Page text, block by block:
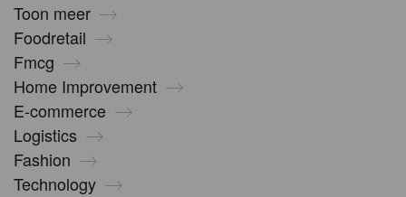
Toon meer
Foodretail
Fmcg
Home Improvement
E-commerce
Logistics
Fashion
Technology